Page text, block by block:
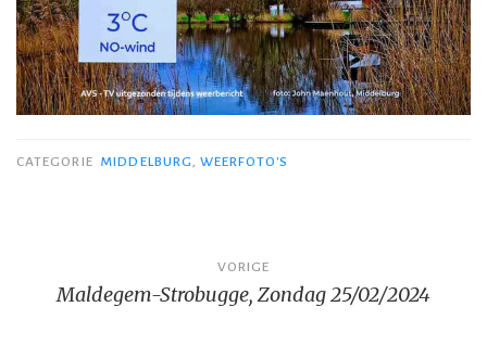
CATEGORIE MIDDELBURG,WEERFOTO'S
navigatie
VORIGE
Maldegem-Strobugge, Zondag 25/02/2024